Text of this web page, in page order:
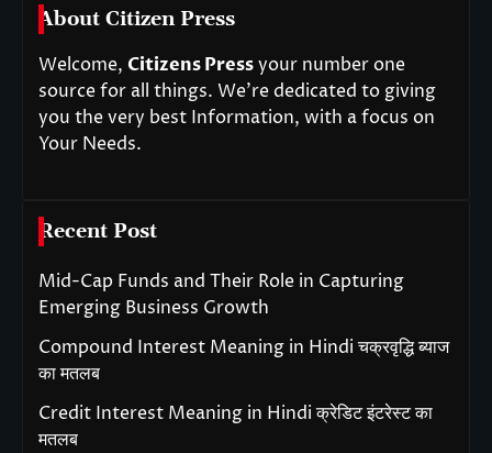
About Citizen Press
Welcome, Citizens Pressyour number one
source for all things. We’re dedicated to giving
you the very best Information, with a focus on
Your Needs.
Recent Post
Mid-Cap Funds and Their Role in Capturing
Emerging Business Growth
Compound Interest Meaning in Hindi चक्रवृद्धि ब्याज
का मतलब
Credit Interest Meaning in Hindi क्रेडिट इंटरेस्ट का
मतलब